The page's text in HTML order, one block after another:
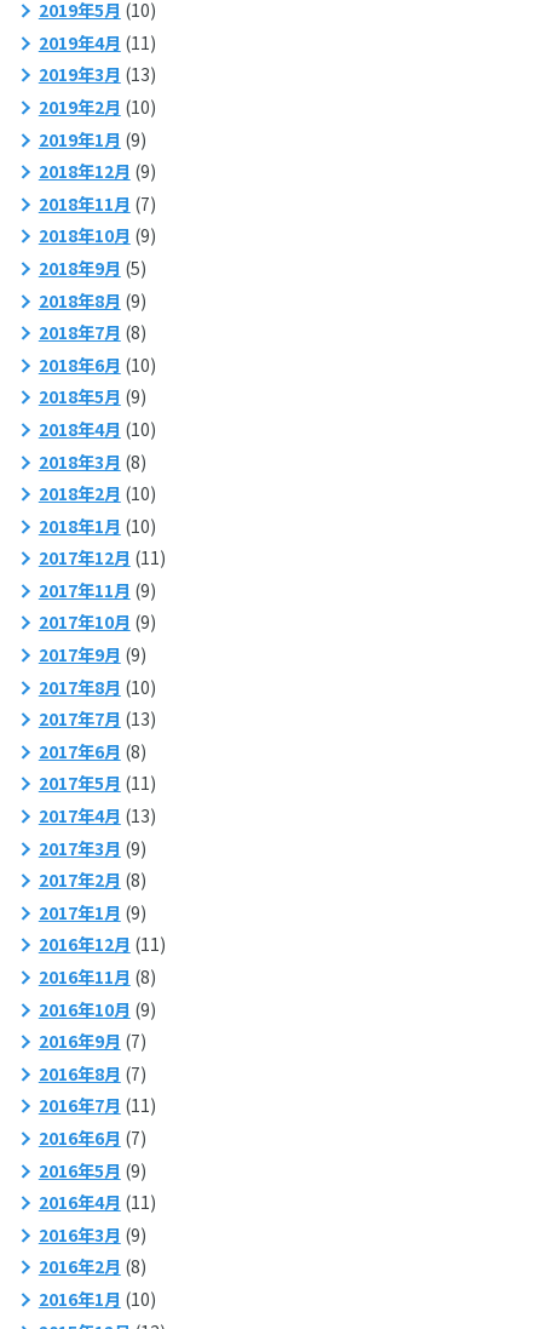
2019年5月 (10)
2019年4月 (11)
2019年3月 (13)
2019年2月 (10)
2019年1月 (9)
2018年12月 (9)
2018年11月 (7)
2018年10月 (9)
2018年9月 (5)
2018年8月 (9)
2018年7月 (8)
2018年6月 (10)
2018年5月 (9)
2018年4月 (10)
2018年3月 (8)
2018年2月 (10)
2018年1月 (10)
2017年12月 (11)
2017年11月 (9)
2017年10月 (9)
2017年9月 (9)
2017年8月 (10)
2017年7月 (13)
2017年6月 (8)
2017年5月 (11)
2017年4月 (13)
2017年3月 (9)
2017年2月 (8)
2017年1月 (9)
2016年12月 (11)
2016年11月 (8)
2016年10月 (9)
2016年9月 (7)
2016年8月 (7)
2016年7月 (11)
2016年6月 (7)
2016年5月 (9)
2016年4月 (11)
2016年3月 (9)
2016年2月 (8)
2016年1月 (10)